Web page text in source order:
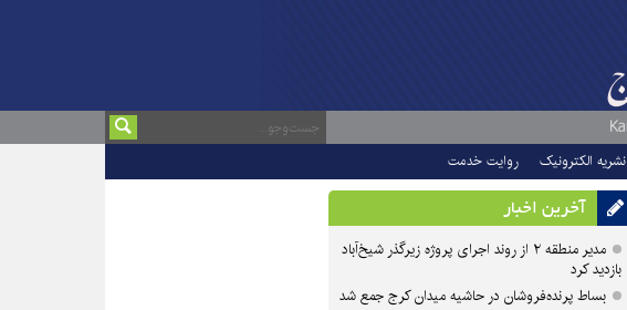
نشریه الکترونیک روایت خدمت
آخرین اخبار
مدیر منطقه ۲ از روند اجرای پروژه زیرگذر شیخ‌آباد
بازدید کرد
بساط پرنده‌فروشان در حاشیه میدان کرج جمع شد